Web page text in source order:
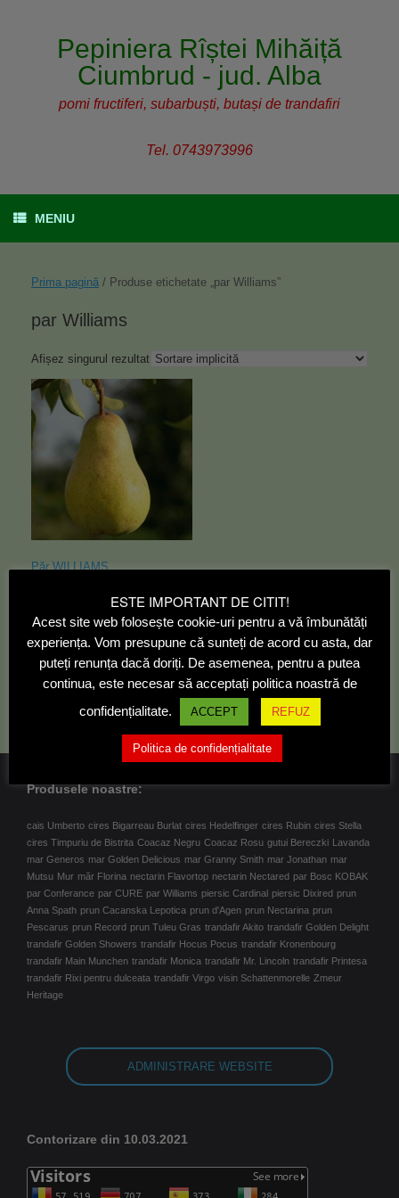
Pepiniera Rîștei Mihăiță
Ciumbrud - jud. Alba
pomi fructiferi, subarbuști, butași de trandafiri
Tel. 0743973996
MENIU
Prima pagină / Produse etichetate „par Williams”
par Williams
Afișez singurul rezultat
Păr WILLIAMS
Citește mai mult
Produsele noastre:
cais Umberto cires Bigarreau Burlat cires Hedelfinger cires Rubin cires Stella
cires Timpuriu de Bistrita Coacaz Negru Coacaz Rosu gutui Bereczki Lavanda
mar Generos mar Golden Delicious mar Granny Smith mar Jonathan mar
Mutsu Mur măr Florina nectarin Flavortop nectarin Nectared par Bosc KOBAK
par Conferance par CURE par Williams piersic Cardinal piersic Dixired prun
Anna Spath prun Cacanska Lepotica prun d'Agen prun Nectarina prun
Pescarus prun Record prun Tuleu Gras trandafir Akito trandafir Golden Delight
trandafir Golden Showers trandafir Hocus Pocus trandafir Kronenbourg
trandafir Main Munchen trandafir Monica trandafir Mr. Lincoln trandafir Printesa
trandafir Rixi pentru dulceata trandafir Virgo visin Schattenmorelle Zmeur
Heritage
ADMINISTRARE WEBSITE
Contorizare din 10.03.2021
ESTE IMPORTANT DE CITIT!
Acest site web folosește cookie-uri pentru a vă îmbunătăți
experiența. Vom presupune că sunteți de acord cu asta, dar
puteți renunța dacă doriți. De asemenea, pentru a putea
continua, este necesar să acceptați politica noastră de
confidențialitate.
ACCEPT REFUZ
Politica de confidențialitate